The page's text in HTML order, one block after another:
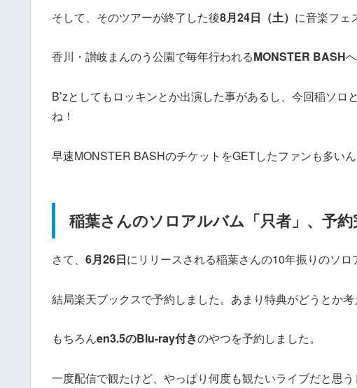
そして、そのツアーが終了した後8月24日（土） に音楽フェ
香川・讃岐まんのう公園で毎年行われるMONSTER BASH
B’zとしてもロッキンとか出演した事があるし、今回稲ソ
ね！
早速MONSTER BASHのチケットをGETしたファンも多いん
稲葉さんのソロアルバム「只者」、予約
さて、 6月26日にリリースされる稲葉さんの10年振りのソロ
結局楽天ブックスで予約しました。あまり特典がどうとか考
もちろんen3.5のBlu-ray付きのやつを予約しました。
一度配信で観たけど、やっぱり何度も観たいライブだと思う